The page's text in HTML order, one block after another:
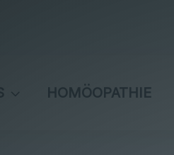
HOMÖOPATHIE